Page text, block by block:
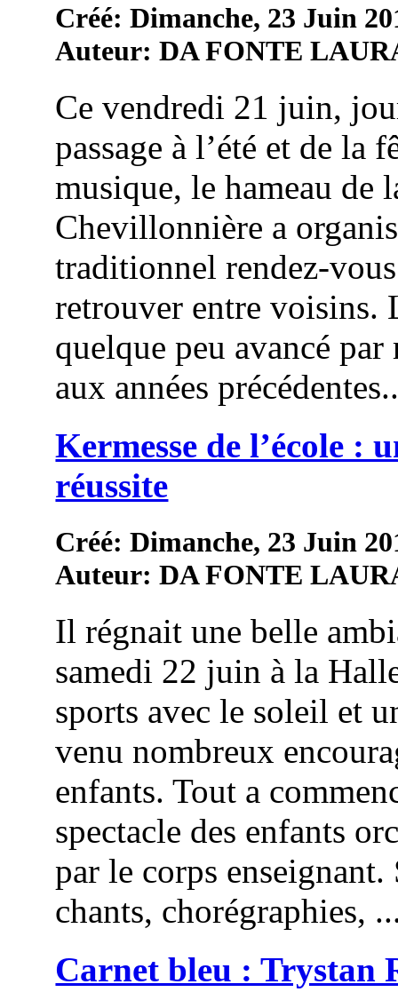
Créé: Dimanche, 23 Juin
Auteur: DA FONTE
Ce vendredi 21 juin,
passage à l’été et de la
musique, le hameau de
Chevillonnière a
traditionnel rendez-
retrouver entre voisins.
quelque peu avancé par
aux années
Kermesse de l’école :
réussite
Créé: Dimanche, 23 Juin
Auteur: DA FONTE
Il régnait une belle
samedi 22 juin à la
sports avec le soleil et
venu nombreux
enfants. Tout a
spectacle des enfants
par le corps enseignant.
chants, chorégraphies,
Carnet bleu : Trystan